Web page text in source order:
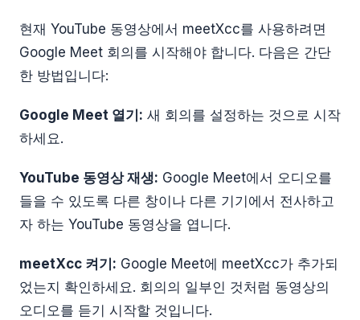
현재 YouTube 동영상에서 meetXcc를 사용하려면
Google Meet 회의를 시작해야 합니다. 다음은 간단
한 방법입니다:
Google Meet 열기: 새 회의를 설정하는 것으로 시작
하세요.
YouTube 동영상 재생: Google Meet에서 오디오를
들을 수 있도록 다른 창이나 다른 기기에서 전사하고
자 하는 YouTube 동영상을 엽니다.
meetXcc 켜기: Google Meet에 meetXcc가 추가되
었는지 확인하세요. 회의의 일부인 것처럼 동영상의
오디오를 듣기 시작할 것입니다.